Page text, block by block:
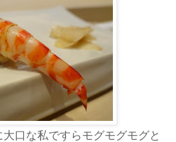
口な私ですらモグモグモグと